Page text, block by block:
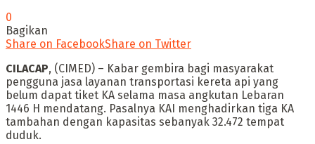
0
Bagikan
Share on FacebookShare on Twitter
CILACAP, (CIMED) – Kabar gembira bagi masyarakat
pengguna jasa layanan transportasi kereta api yang
belum dapat tiket KA selama masa angkutan Lebaran
1446 H mendatang. Pasalnya KAI menghadirkan tiga KA
tambahan dengan kapasitas sebanyak 32.472 tempat
duduk.